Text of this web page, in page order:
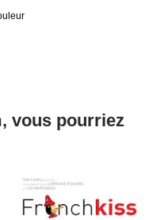
vous pourriez